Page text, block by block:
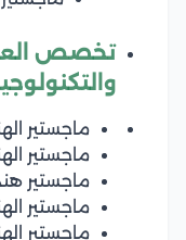
تخصص
ماجستير
ماجستير
ماجستير
ماجستير
ماجستير